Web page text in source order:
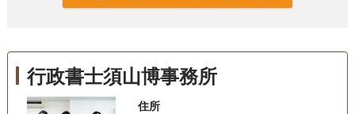
行政書士須山博事務所
住所